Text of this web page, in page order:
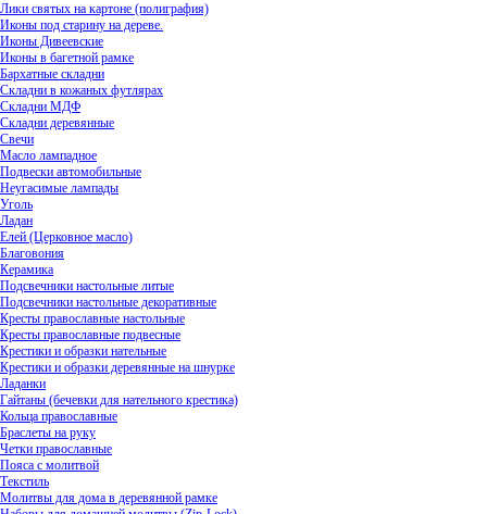
Лики святых на картоне (полиграфия)
Иконы под старину на дереве.
Иконы Дивеевские
Иконы в багетной рамке
Бархатные складни
Складни в кожаных футлярах
Складни МДФ
Складни деревянные
Свечи
Масло лампадное
Подвески автомобильные
Неугасимые лампады
Уголь
Ладан
Елей (Церковное масло)
Благовония
Керамика
Подсвечники настольные литые
Подсвечники настольные декоративные
Кресты православные настольные
Кресты православные подвесные
Крестики и образки нательные
Крестики и образки деревянные на шнурке
Ладанки
Гайтаны (бечевки для нательного крестика)
Кольца православные
Браслеты на руку
Четки православные
Пояса с молитвой
Текстиль
Молитвы для дома в деревянной рамке